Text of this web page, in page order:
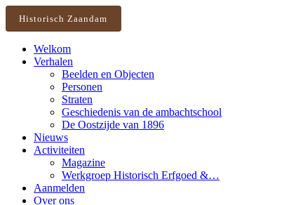
Historisch Zaandam
Welkom
Verhalen
Beelden en Objecten
Personen
Straten
Geschiedenis van de ambachtschool
De Oostzijde van 1896
Nieuws
Activiteiten
Magazine
Werkgroep Historisch Erfgoed &…
Aanmelden
Over ons